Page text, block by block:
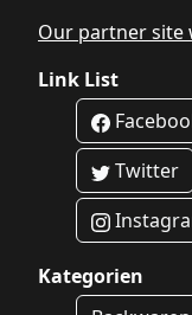
Our partner site
Link List
Twitter
Kategorien